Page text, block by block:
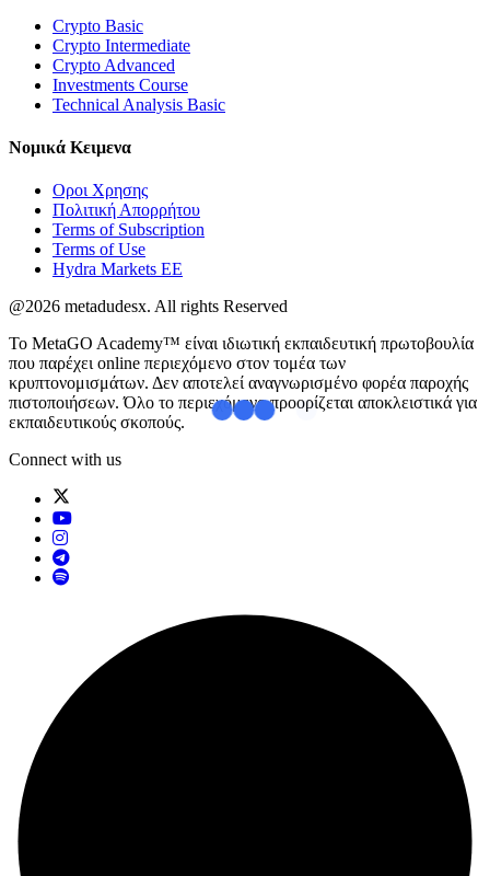
Crypto Basic
Crypto Intermediate
Crypto Advanced
Investments Course
Technical Analysis Basic
Νομικά Κειμενα
Οροι Χρησης
Πολιτική Απορρήτου
Terms of Subscription
Terms of Use
Hydra Markets EE
@2026 metadudesx. All rights Reserved
Το MetaGO Academy™ είναι ιδιωτική εκπαιδευτική πρωτοβουλία
που παρέχει online περιεχόμενο στον τομέα των
κρυπτονομισμάτων. Δεν αποτελεί αναγνωρισμένο φορέα παροχής
πιστοποιήσεων. Όλο το περιεχόμενο προορίζεται αποκλειστικά για
εκπαιδευτικούς σκοπούς.
Connect with us